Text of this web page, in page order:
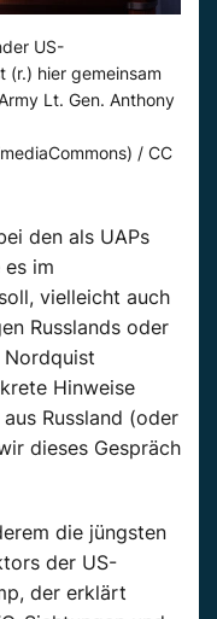
US-
(r.) hier gemeinsam
Lt. Gen. Anthony
/ CC
den als UAPs
im
vielleicht auch
Russlands oder
Nordquist
Hinweise
Russland (oder
dieses Gespräch
die jüngsten
der US-
der erklärt